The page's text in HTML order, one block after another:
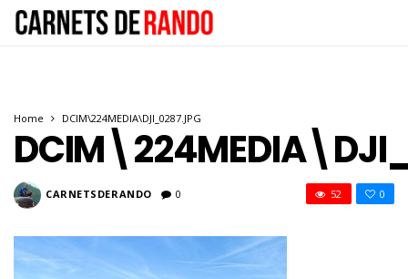
Home DCIM\224MEDIA\DJI_0287.JPG
CARNETSDERANDO 0 0
52